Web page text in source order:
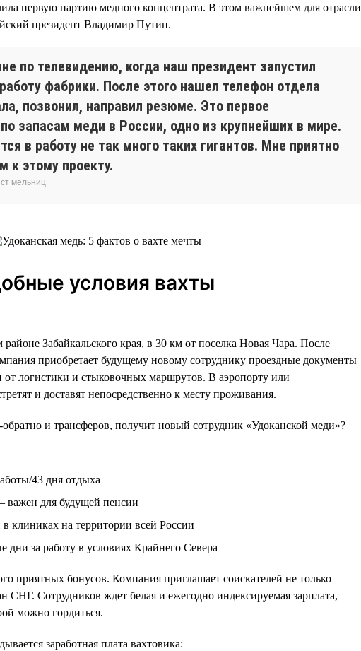
первую партию медного концентрата. В этом важнейшем для отрасли
президент Владимир Путин.
по телевидению, когда наш президент запустил
фабрики. После этого нашел телефон отдела
позвонил, направил резюме. Это первое
запасам меди в России, одно из крупнейших в мире.
в работу не так много таких гигантов. Мне приятно
к этому проекту.
мельниц
условия вахты
Забайкальского края, в 30 км от поселка Новая Чара. После
приобретает будущему новому сотруднику проездные документы
от логистики и стыковочных маршрутов. В аэропорту или
и доставят непосредственно к месту проживания.
и трансферов, получит новый сотрудник «Удоканской меди»?
43 дня отдыха
для будущей пенсии
на территории всей России
дни за работу в условиях Крайнего Севера
приятных бонусов. Компания приглашает соискателей не только
СНГ. Сотрудников ждет белая и ежегодно индексируемая зарплата,
можно гордиться.
заработная плата вахтовика: